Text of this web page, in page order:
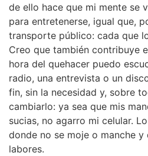
de ello hace que mi mente se
para entretenerse, igual que,
transporte público: cada que
Creo que también contribuye
hora del quehacer puedo
radio, una entrevista o un
fin, sin la necesidad y, sobre
cambiarlo: ya sea que mis
sucias, no agarro mi celular.
donde no se moje o manche
labores.